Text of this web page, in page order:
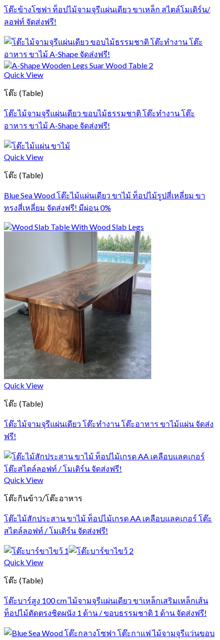
โต๊ะข้างโซฟา ท็อปไม้จามจุรีแผ่นเดียว ขาเหล็ก สไตล์โมเดิร์น/
ลอฟท์ จัดส่งฟรี!
Quick View
โต๊ะ (Table)
โต๊ะไม้จามจุรีแผ่นเดียว ขอบไม้ธรรมชาติ โต๊ะทำงาน โต๊ะ
อาหาร ขาไม้ A-Shape จัดส่งฟรี!
Quick View
โต๊ะ (Table)
Blue Sea Wood โต๊ะไม้แผ่นเดียว ขาไม้ ท็อปไม้รูปสี่เหลี่ยม ขา
ทรงสี่เหลี่ยม จัดส่งฟรี! มีผ่อน 0%
Quick View
โต๊ะ (Table)
โต๊ะไม้จามจุรีแผ่นเดียว โต๊ะทำงาน โต๊ะอาหาร ขาไม้แผ่น จัดส่ง
ฟรี!
Quick View
โต๊ะกินข้าว/โต๊ะอาหาร
โต๊ะไม้สักประสาน ขาไม้ ท็อปไม้เกรด AA เคลือบแลคเกอร์ โต๊ะ
สไตล์ลอฟท์ / โมเดิร์น จัดส่งฟรี!
Quick View
โต๊ะ (Table)
โต๊ะบาร์สูง 100 cm ไม้จามจุรีแผ่นเดียว ขาเหล็กเสริมเหล็กเส้น
ท็อปไม้ตัดตรงชิดผนัง 1 ด้าน / ขอบธรรมชาติ 1 ด้าน จัดส่งฟรี!